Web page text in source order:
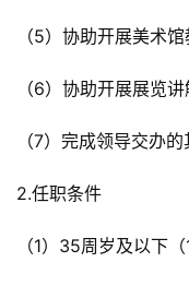
（5）协助开展美术
（6）协助开展展览
（7）完成领导交办的
2.任职条件
（1）35周岁及以下